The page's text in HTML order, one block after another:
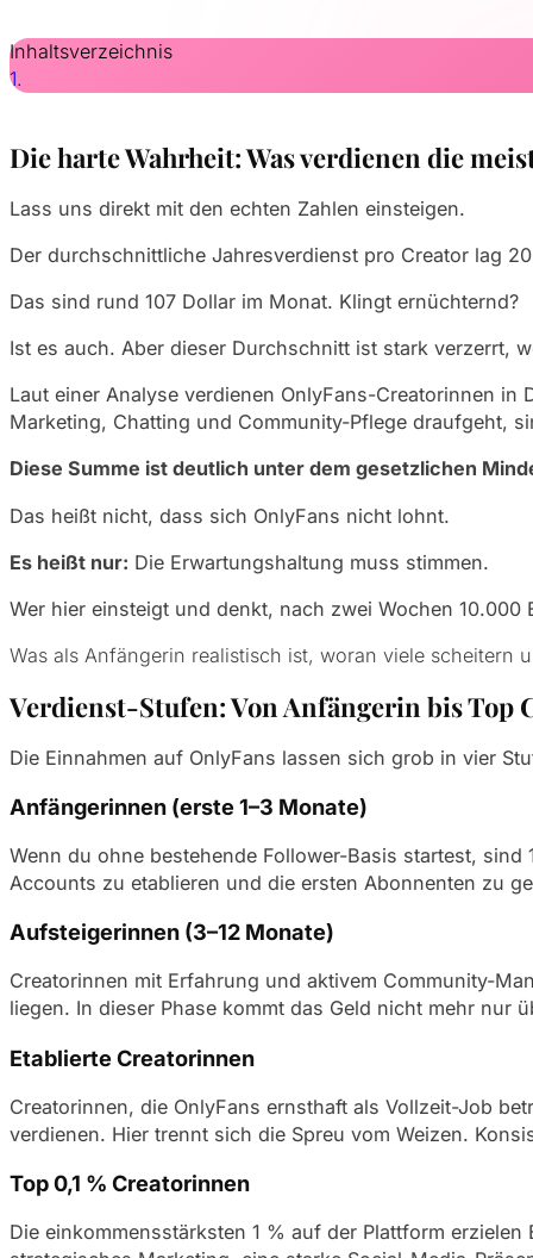
Die harte Wahrheit: Was verdienen die
Lass uns direkt mit den echten Zahlen einsteigen.
Der durchschnittliche Jahresverdienst pro Creator lag
Das sind rund 107 Dollar im Monat. Klingt ernüchternd?
Ist es auch. Aber dieser Durchschnitt ist stark verzerrt,
Laut einer Analyse verdienen OnlyFans-Creatorinnen
Marketing, Chatting und Community-Pflege draufgeht,
Diese Summe ist deutlich unter dem gesetzlichen
Das heißt nicht, dass sich OnlyFans nicht lohnt.
Es heißt nur: Die Erwartungshaltung muss stimmen.
Wer hier einsteigt und denkt, nach zwei Wochen
Was als Anfängerin realistisch ist, woran viele
Verdienst-Stufen: Von Anfängerin bis Top
Die Einnahmen auf OnlyFans lassen sich grob in vier
Anfängerinnen (erste 1–3 Monate)
Wenn du ohne bestehende Follower-Basis startest,
Accounts zu etablieren und die ersten Abonnenten zu
Aufsteigerinnen (3–12 Monate)
Creatorinnen mit Erfahrung und aktivem Community-
liegen. In dieser Phase kommt das Geld nicht mehr nur
Etablierte Creatorinnen
Creatorinnen, die OnlyFans ernsthaft als Vollzeit-Job
verdienen. Hier trennt sich die Spreu vom Weizen.
Top 0,1 % Creatorinnen
Die einkommensstärksten 1 % auf der Plattform
Inhaltsverzeichnis